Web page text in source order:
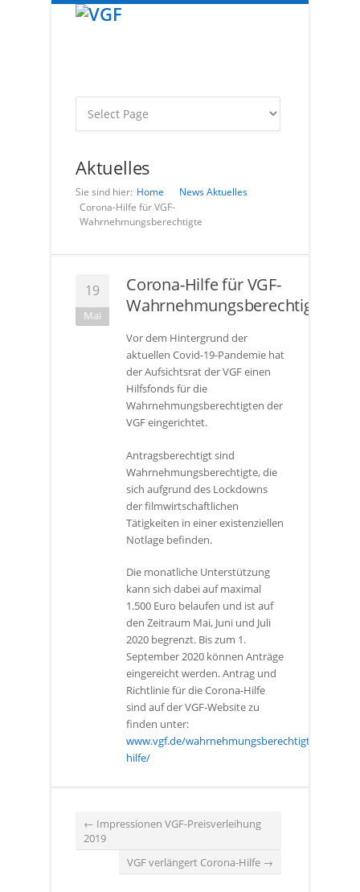
Aktuelles
Sie sind hier: Home NewsAktuelles
Corona-Hilfe für VGF-
Wahrnehmungsberechtigte
19
Mai
Corona-Hilfe für VGF-
Wahrnehmungsberechtigte
Vor dem Hintergrund der
aktuellen Covid-19-Pandemie hat
der Aufsichtsrat der VGF einen
Hilfsfonds für die
Wahrnehmungsberechtigten der
VGF eingerichtet.
Antragsberechtigt sind
Wahrnehmungsberechtigte, die
sich aufgrund des Lockdowns
der filmwirtschaftlichen
Tätigkeiten in einer existenziellen
Notlage befinden.
Die monatliche Unterstützung
kann sich dabei auf maximal
1.500 Euro belaufen und ist auf
den Zeitraum Mai, Juni und Juli
2020 begrenzt. Bis zum 1.
September 2020 können Anträge
eingereicht werden. Antrag und
Richtlinie für die Corona-Hilfe
sind auf der VGF-Website zu
finden unter:
www.vgf.de/wahrnehmungsberechtigte/
hilfe/
← Impressionen VGF-Preisverleihung
2019
VGF verlängert Corona-Hilfe →